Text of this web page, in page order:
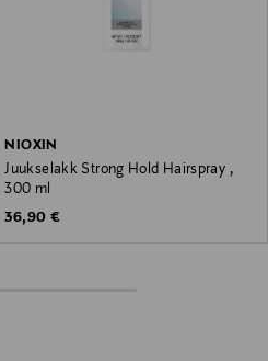
NIOXIN
Juukselakk Strong Hold Hairspray ,
300 ml
Original Price
36,90 €